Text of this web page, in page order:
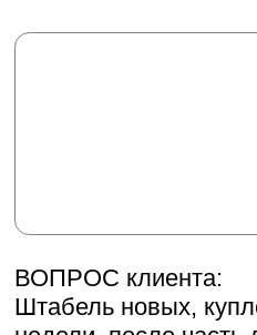
ВОПРОС клиента:
Штабель новых,